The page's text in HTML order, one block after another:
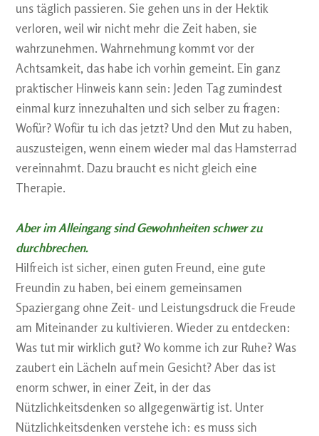
uns täglich passieren. Sie gehen uns in der Hektik
verloren, weil wir nicht mehr die Zeit haben, sie
wahrzunehmen. Wahrnehmung kommt vor der
Achtsamkeit, das habe ich vorhin gemeint. Ein ganz
praktischer Hinweis kann sein: Jeden Tag zumindest
einmal kurz innezuhalten und sich selber zu fragen:
Wofür? Wofür tu ich das jetzt? Und den Mut zu haben,
auszusteigen, wenn einem wieder mal das Hamsterrad
vereinnahmt. Dazu braucht es nicht gleich eine
Therapie.
Aber im Alleingang sind Gewohnheiten schwer zu
durchbrechen.
Hilfreich ist sicher, einen guten Freund, eine gute
Freundin zu haben, bei einem gemeinsamen
Spaziergang ohne Zeit- und Leistungsdruck die Freude
am Miteinander zu kultivieren. Wieder zu entdecken:
Was tut mir wirklich gut? Wo komme ich zur Ruhe? Was
zaubert ein Lächeln auf mein Gesicht? Aber das ist
enorm schwer, in einer Zeit, in der das
Nützlichkeitsdenken so allgegenwärtig ist. Unter
Nützlichkeitsdenken verstehe ich: es muss sich